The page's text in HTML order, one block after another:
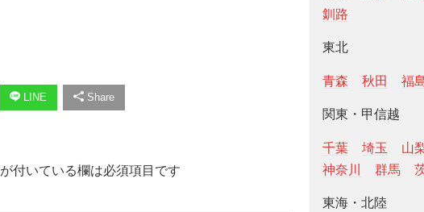
LINE Share
が付いている欄は必須項目です
釧路
東北
青森 秋田 福
関東・甲信越
千葉 埼玉 山
神奈川
群馬
東海・北陸